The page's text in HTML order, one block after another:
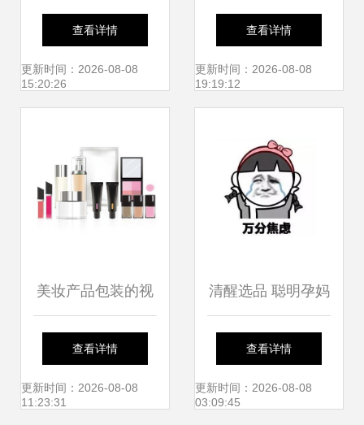
活与心愿——浅析
康丽彩与魅力城市
查看详情
更新时间：2026-08-08
15:20:26
美容 全系列化妆品
套装产品列表
查看详情
更新时间：2026-08-08
19:19:12
美妆产品包装的视
觉魅力 矢量样机模
型的巧妙应用
查看详情
更新时间：2026-08-08
11:23:31
清醒选品 聪明孕妈
这样挑护肤品与珠
宝首饰，远离全
查看详情
更新时间：2026-08-08
03:09:45